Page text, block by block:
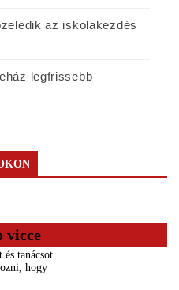
az iskolakezdés
legfrissebb
vicce